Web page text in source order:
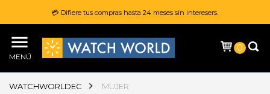
💳 Difiere tus compras hasta 24 meses sin interesers.
MENÚ
0
WATCHWORLDEC MUJER